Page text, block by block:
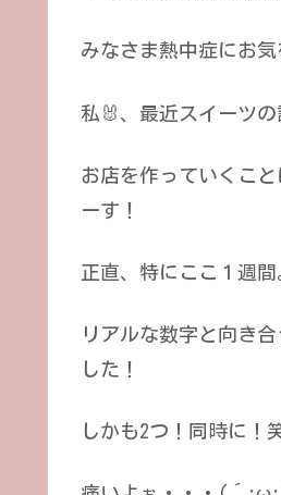
みなさま熱中症にお
私🐰、最近スイーツ
お店を作っていくこ
ーす！
正直、特にここ１週間
リアルな数字と向き
した！
しかも2つ！同時に！